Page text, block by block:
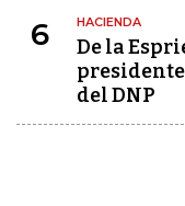
6 HACIENDA
De la
del DNP